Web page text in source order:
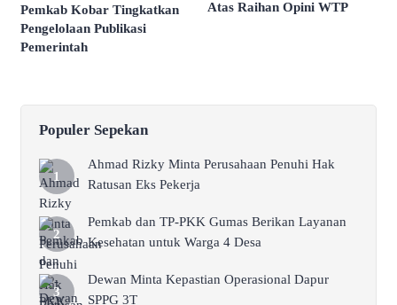
Pemkab Kobar Tingkatkan
Pengelolaan Publikasi
Pemerintah
Atas Raihan Opini WTP
Populer Sepekan
Ahmad Rizky Minta Perusahaan Penuhi Hak
Ratusan Eks Pekerja
Pemkab dan TP-PKK Gumas Berikan Layanan
Kesehatan untuk Warga 4 Desa
Dewan Minta Kepastian Operasional Dapur
SPPG 3T